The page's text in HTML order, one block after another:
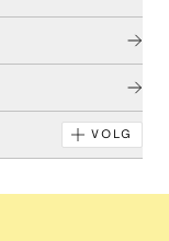
VOLG